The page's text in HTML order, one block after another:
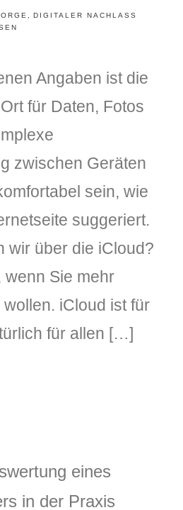
DIGITALER NACHLASS
Angaben ist die
für Daten, Fotos
zwischen Geräten
sein, wie
suggeriert.
wir über die iCloud?
wenn Sie mehr
iCloud ist für
für allen […]